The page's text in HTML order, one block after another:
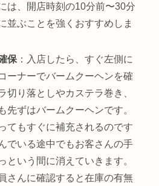
は、開店時刻の10分前〜30分
並ぶことを強くおすすめしま
保 ：入店したら、すぐ左側に
ーナーでバームクーヘンを確
切り落としやカステラ巻き、
先ずはバームクーヘンです。
てもすぐに補充されるのです
でいる途中でもお客さんの手
という間に消えていきます。
さんに確認すると在庫の有無